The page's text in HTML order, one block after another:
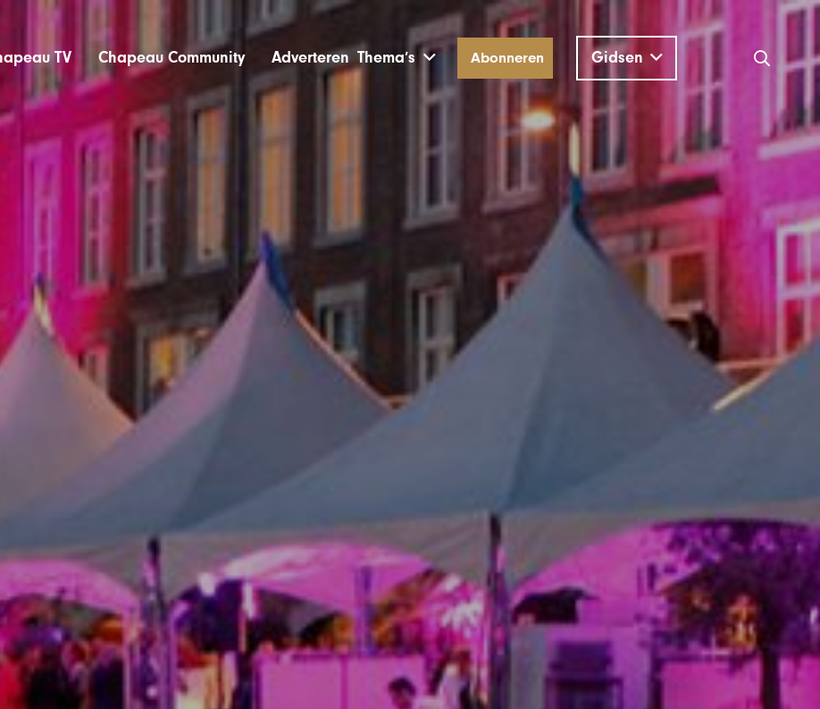
TV Chapeau Community Adverteren Thema’s Abonneren Gidsen